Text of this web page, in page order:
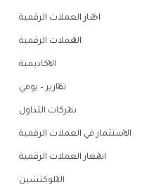
اخبار العملات الرقمية
العملات الرقمية
الاكاديمية
تقارير – يومي
شركات التداول
الاستثمار في العملات الرقمية
اسعار العملات الرقمية
البلوكتشين